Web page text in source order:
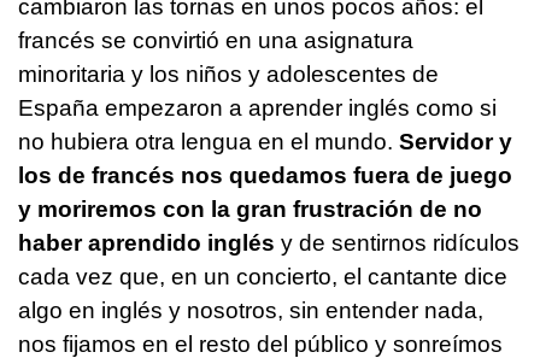
cambiaron las tornas en unos pocos años: el
francés se convirtió en una asignatura
minoritaria y los niños y adolescentes de
España empezaron a aprender inglés como si
no hubiera otra lengua en el mundo. Servidor y
los de francés nos quedamos fuera de juego
y moriremos con la gran frustración de no
haber aprendido inglés y de sentirnos ridículos
cada vez que, en un concierto, el cantante dice
algo en inglés y nosotros, sin entender nada,
nos fijamos en el resto del público y sonreímos